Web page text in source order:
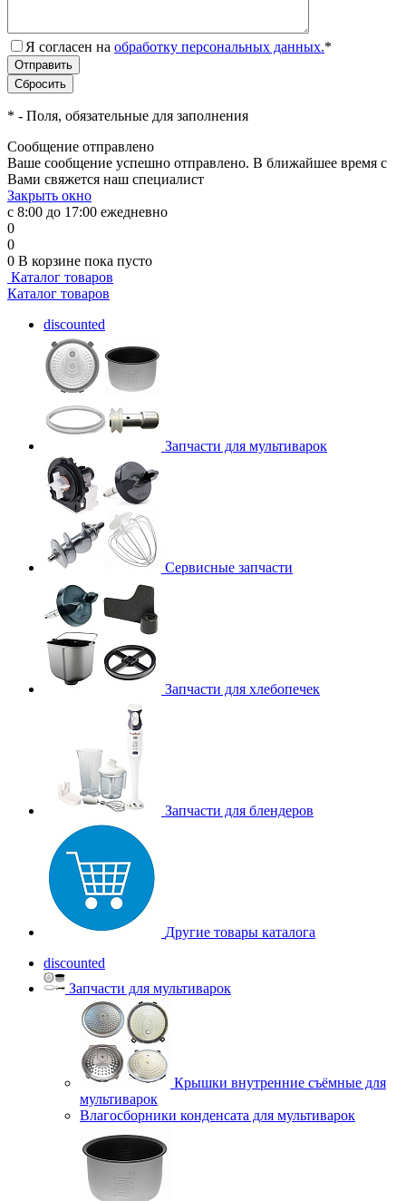
Я согласен на обработку персональных данных.*
* - Поля, обязательные для заполнения
Сообщение отправлено
Ваше сообщение успешно отправлено. В ближайшее время с
Вами свяжется наш специалист
Закрыть окно
с 8:00 до 17:00 ежедневно
0
0
0 В корзине пока пусто
Каталог товаров
Каталог товаров
discounted
Запчасти для мультиварок
Сервисные запчасти
Запчасти для хлебопечек
Запчасти для блендеров
Другие товары каталога
discounted
Запчасти для мультиварок
Крышки внутренние съёмные для
мультиварок
Влагосборники конденсата для мультиварок